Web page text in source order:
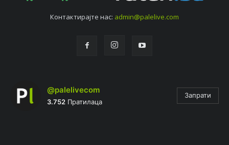
Контактирајтe нас: admin@palelive.com
@palelivecom
3.752 Пратилаца
Запрати